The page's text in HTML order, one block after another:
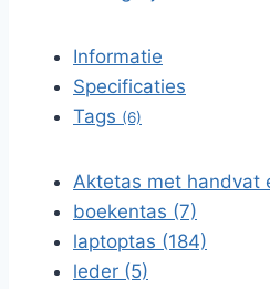
Informatie
Specificaties
Tags (6)
Aktetas met handvat
boekentas (7)
laptoptas (184)
leder (5)